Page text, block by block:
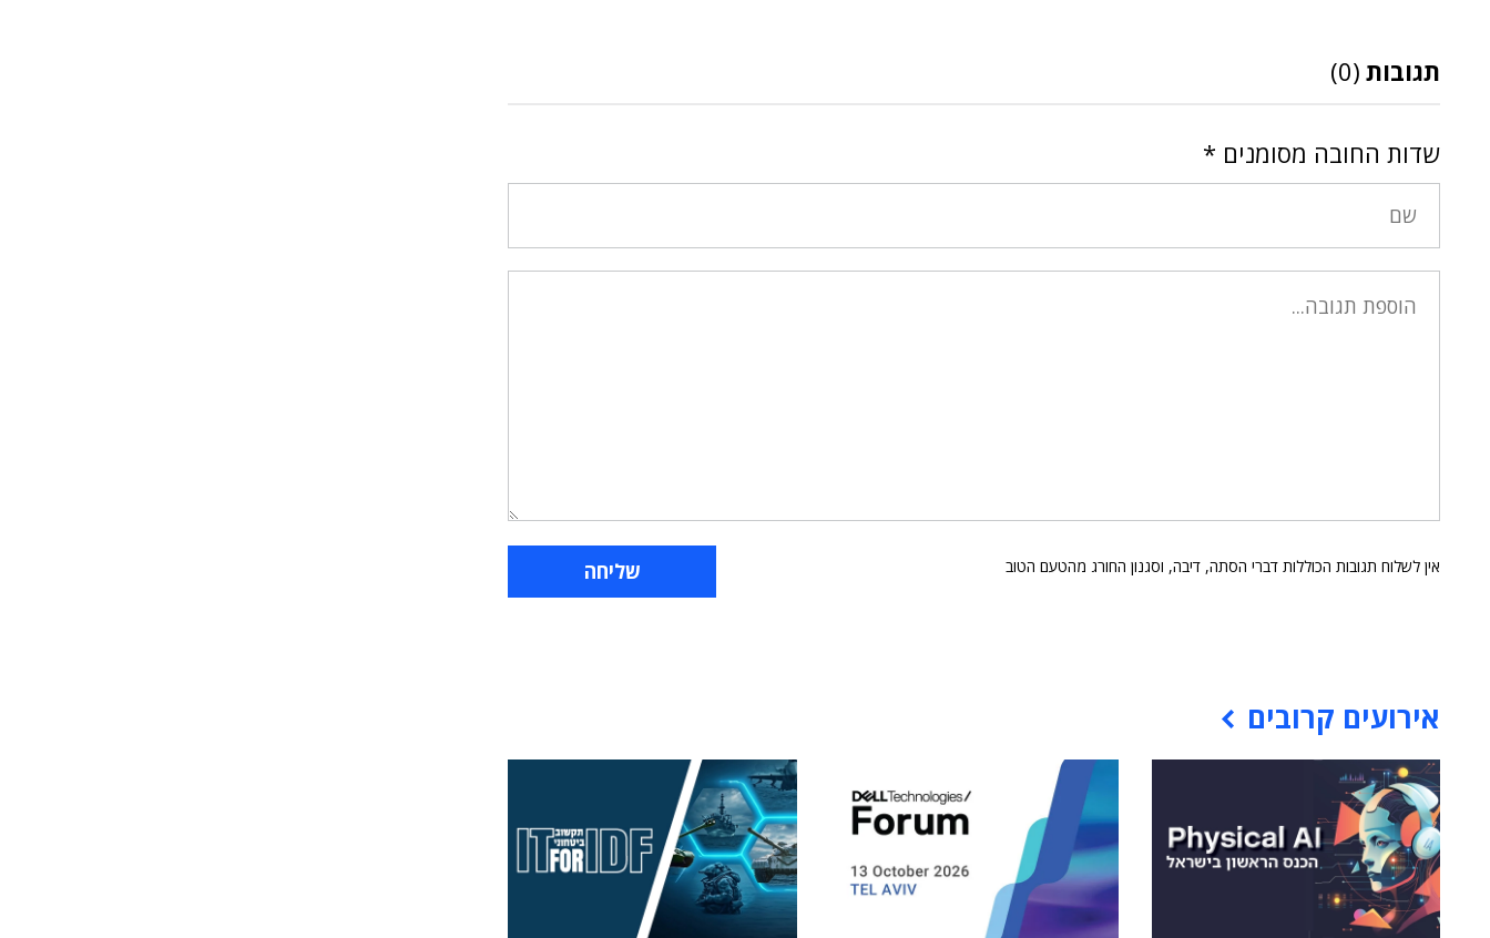
תגובות (0)
שדות החובה מסומנים *
אין לשלוח תגובות הכוללות דברי הסתה, דיבה, וסגנון החורג מהטעם הטוב
אירועים קרובים